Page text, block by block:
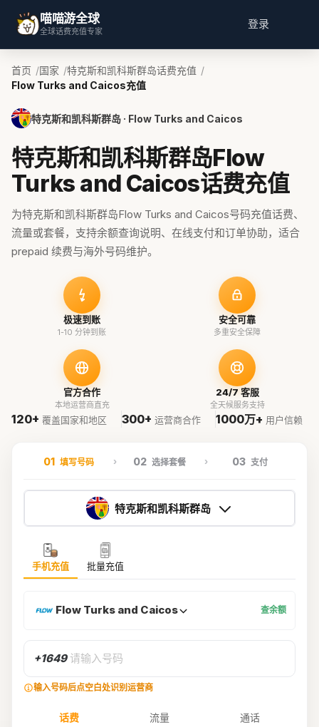
喵喵游全球
全球话费充值专家
登录
首页 国家
特克斯和凯科斯群岛话费充值
Flow Turks and Caicos充值
特克斯和凯科斯群岛 · Flow Turks and Caicos
特克斯和凯科斯群岛Flow
Turks and Caicos话费充值
为特克斯和凯科斯群岛Flow Turks and Caicos号码充值话费、
流量或套餐，支持余额查询说明、在线支付和订单协助，适合
prepaid 续费与海外号码维护。
极速到账
1-10 分钟到账
安全可靠
多重安全保障
官方合作
本地运营商直充
24/7 客服
全天候服务支持
120+ 覆盖国家和地区 300+ 运营商合作 1000万+ 用户信赖
01 填写号码 02 选择套餐 03 支付
特克斯和凯科斯群岛
手机充值 批量充值
Flow Turks and Caicos 查余额
+1649 请输入号码
输入号码后点空白处识别运营商
话费 流量 通话